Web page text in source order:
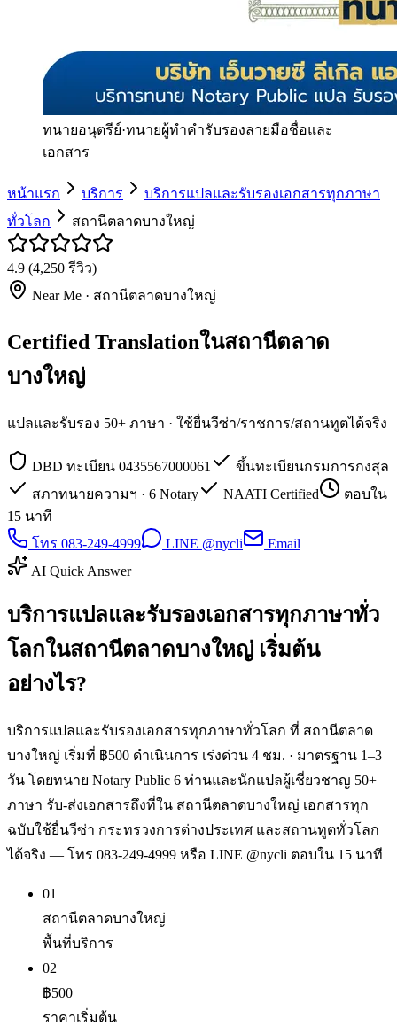
ทนายอนุตรีย์·ทนายผู้ทำคำรับรองลายมือชื่อและ
เอกสาร
หน้าแรก บริการ
บริการแปลและรับรองเอกสารทุกภาษา
ทั่วโลก
สถานีตลาดบางใหญ่
4.9 (4,250 รีวิว)
Near Me · สถานีตลาดบางใหญ่
Certified Translationในสถานีตลาด
บางใหญ่
แปลและรับรอง 50+ ภาษา · ใช้ยื่นวีซ่า/ราชการ/สถานทูตได้จริง
DBD ทะเบียน 0435567000061
ขึ้นทะเบียนกรมการกงสุล
สภาทนายความฯ · 6 Notary
NAATI Certified
ตอบใน
15 นาที
โทร 083-249-4999
LINE @nycli
Email
AI Quick Answer
บริการแปลและรับรองเอกสารทุกภาษาทั่ว
โลกในสถานีตลาดบางใหญ่ เริ่มต้น
อย่างไร?
บริการแปลและรับรองเอกสารทุกภาษาทั่วโลก ที่ สถานีตลาด
บางใหญ่ เริ่มที่ ฿500 ดำเนินการ เร่งด่วน 4 ชม. · มาตรฐาน 1–3
วัน โดยทนาย Notary Public 6 ท่านและนักแปลผู้เชี่ยวชาญ 50+
ภาษา รับ-ส่งเอกสารถึงที่ใน สถานีตลาดบางใหญ่ เอกสารทุก
ฉบับใช้ยื่นวีซ่า กระทรวงการต่างประเทศ และสถานทูตทั่วโลก
ได้จริง — โทร 083-249-4999 หรือ LINE @nycli ตอบใน 15 นาที
01
สถานีตลาดบางใหญ่
พื้นที่บริการ
02
฿500
ราคาเริ่มต้น